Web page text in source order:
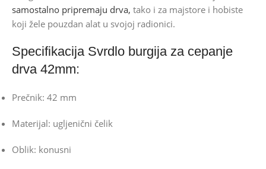
samostalno pripremaju drva, tako i za majstore i hobiste
koji žele pouzdan alat u svojoj radionici.
Specifikacija Svrdlo burgija za cepanje
drva 42mm:
Prečnik: 42 mm
Materijal: ugljenični čelik
Oblik: konusni